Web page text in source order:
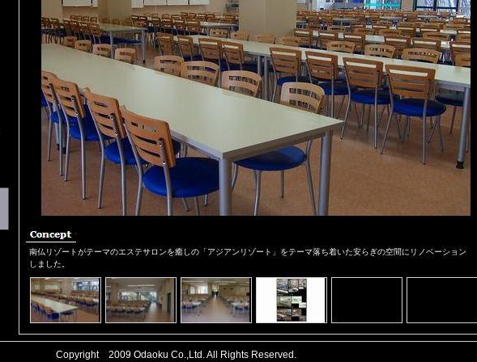
南仏リゾートがテーマのエステサロンを癒しの「アジアンリゾート」をテーマ落ち着いた安らぎの空間にリノベーション
しました。
Copyright 2009 Odaoku Co.,Ltd.All Rights Reserved.